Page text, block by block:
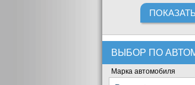
ВЫБОР ПО
Марка автомобиля